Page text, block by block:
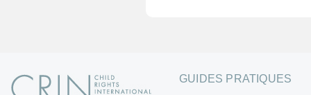
GUIDES PRATIQUES